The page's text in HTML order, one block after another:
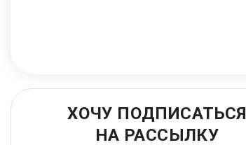
ХОЧУ ПОДПИСАТЬСЯ
НА РАССЫЛКУ